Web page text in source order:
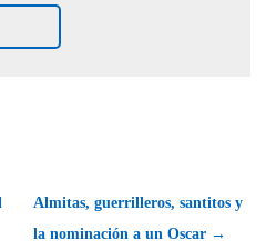
Almitas, guerrilleros, santitos y
la nominación a un Oscar →